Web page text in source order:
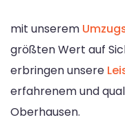
mit unserem
größten Wert auf
erbringen unsere
erfahrenem und
Oberhausen.